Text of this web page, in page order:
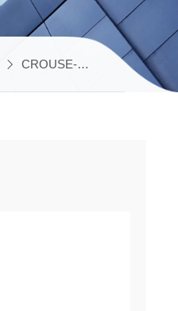
CROUSE-HINDS UL防爆电气